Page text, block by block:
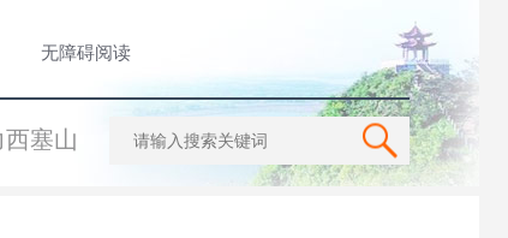
无障碍阅读
西塞山